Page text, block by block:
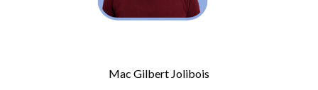
Mac Gilbert Jolibois